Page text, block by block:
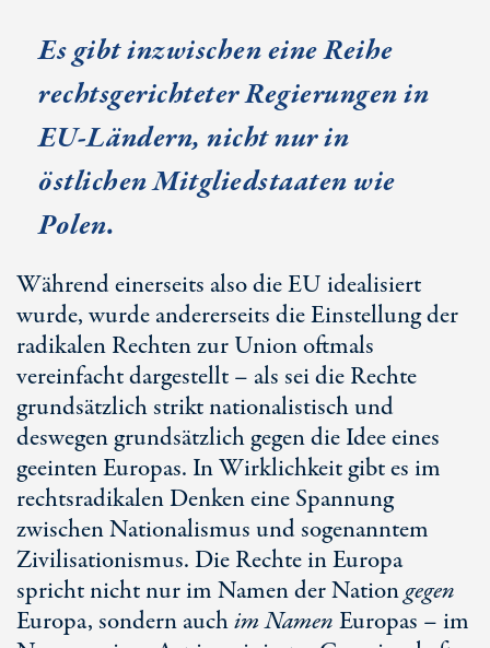
Es gibt inzwischen eine Reihe
rechtsgerichteter Regierungen in
EU-Ländern, nicht nur in
östlichen Mitgliedstaaten wie
Polen.
Während einerseits also die EU idealisiert
wurde, wurde andererseits die Einstellung der
radikalen Rechten zur Union oftmals
vereinfacht dargestellt – als sei die Rechte
grundsätzlich strikt nationalistisch und
deswegen grundsätzlich gegen die Idee eines
geeinten Europas. In Wirklichkeit gibt es im
rechtsradikalen Denken eine Spannung
zwischen Nationalismus und sogenanntem
Zivilisationismus. Die Rechte in Europa
spricht nicht nur im Namen der Nationgegen
Europa, sondern auchim NamenEuropas – im